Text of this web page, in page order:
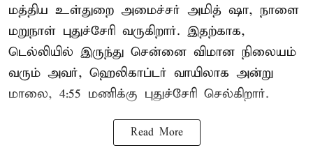
மத்திய உள்துறை அமைச்சர் அமித் ஷா, நாளை
மறுநாள் புதுச்சேரி வருகிறார். இதற்காக,
டெல்லியில் இருந்து சென்னை விமான நிலையம்
வரும் அவர், ஹெலிகாப்டர் வாயிலாக அன்று
மாலை, 4:55 மணிக்கு புதுச்சேரி செல்கிறார்.
Read More